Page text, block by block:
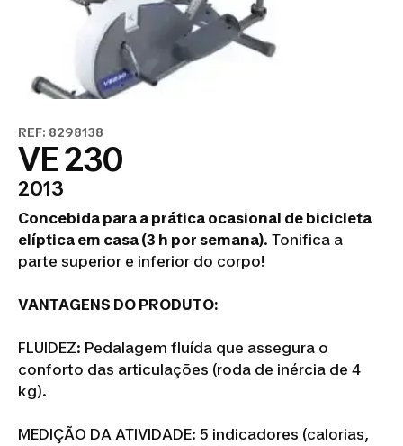
REF: 8298138
VE 230
2013
Concebida para a prática ocasional de bicicleta
elíptica em casa (3 h por semana). Tonifica a
parte superior e inferior do corpo!
VANTAGENS DO PRODUTO:
FLUIDEZ: Pedalagem fluída que assegura o
conforto das articulações (roda de inércia de 4
kg).
MEDIÇÃO DA ATIVIDADE: 5 indicadores (calorias,